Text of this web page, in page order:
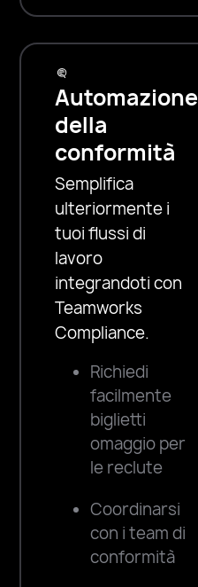
Automazione
della
conformità
Semplifica
ulteriormente i
tuoi flussi di
lavoro
integrandoti con
Teamworks
Compliance.
Richiedi
facilmente
biglietti
omaggio per
le reclute
Coordinarsi
con i team di
conformità